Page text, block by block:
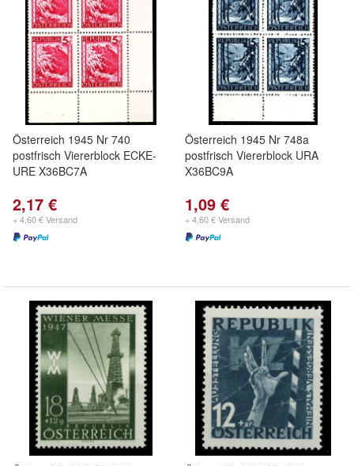
Österreich 1945 Nr 740
postfrisch Viererblock ECKE-
URE X36BC7A
2,17 €
+ 4,60 € Versand
Österreich 1945 Nr 748a
postfrisch Viererblock URA
X36BC9A
1,09 €
+ 4,60 € Versand